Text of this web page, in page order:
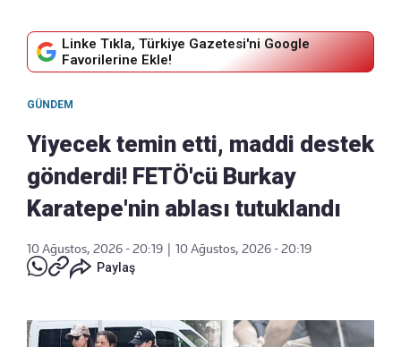
Linke Tıkla, Türkiye Gazetesi'ni Google
Favorilerine Ekle!
GÜNDEM
Yiyecek temin etti, maddi destek
gönderdi! FETÖ'cü Burkay
Karatepe'nin ablası tutuklandı
10 Ağustos, 2026 - 20:19
10 Ağustos, 2026 - 20:19
Paylaş